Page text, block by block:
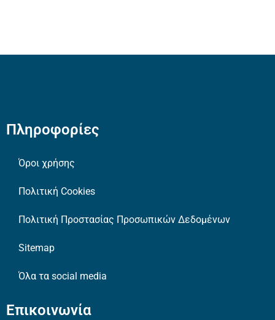
Πληροφορίες
Όροι χρήσης
Πολιτική Cookies
Πολιτική Προστασίας Προσωπικών Δεδομένων
Sitemap
Όλα τα social media
Επικοινωνία